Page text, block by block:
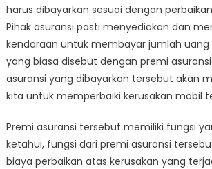
harus dibayarkan sesuai dengan
Pihak asuransi pasti menyediakan dan
kendaraan untuk membayar jumlah uang
yang biasa disebut dengan premi
asuransi yang dibayarkan tersebut akan
kita untuk memperbaiki kerusakan mobil
Premi asuransi tersebut memiliki fungsi
ketahui, fungsi dari premi asuransi
biaya perbaikan atas kerusakan yang